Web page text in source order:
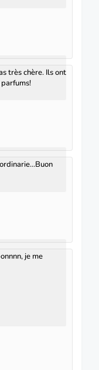
très chère. Ils ont
je me